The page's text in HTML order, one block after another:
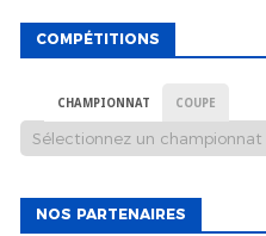
COMPÉTITIONS
CHAMPIONNAT COUPE
NOS PARTENAIRES